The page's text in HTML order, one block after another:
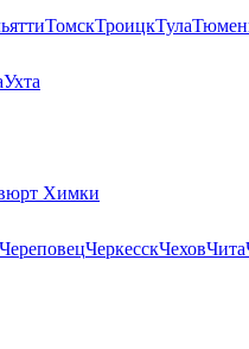
ТомскТроицкТула
Ухта
Химки
ЧереповецЧеркесскЧеховЧита